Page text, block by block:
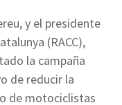
y el presidente
(RACC),
la campaña
de reducir la
de motociclistas